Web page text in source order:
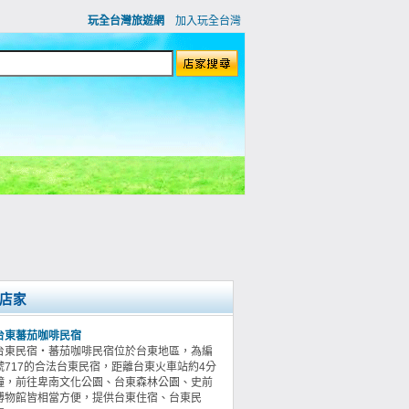
玩全台灣旅遊網 加入玩全台灣
家
東蕃茄咖啡民宿
東民宿‧蕃茄咖啡民宿位於台東地區，為編
717的合法台東民宿，距離台東火車站約4分
，前往卑南文化公園、台東森林公園、史前
物館皆相當方便，提供台東住宿、台東民